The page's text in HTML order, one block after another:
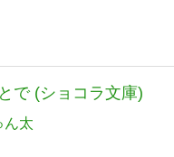
で (ショコラ文庫)
ん太